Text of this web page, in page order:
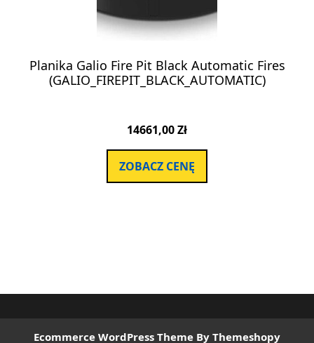
Planika Galio Fire Pit Black Automatic Fires
(GALIO_FIREPIT_BLACK_AUTOMATIC)
14661,00Zł
ZOBACZ CENĘ
Ecommerce WordPress Theme By Themeshopy